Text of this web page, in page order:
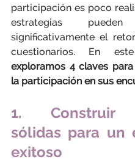
participación es poco
estrategias
significativamente el
cuestionarios.
exploramos 4 claves
la participación en sus
1. Construir
sólidas para un
exitoso